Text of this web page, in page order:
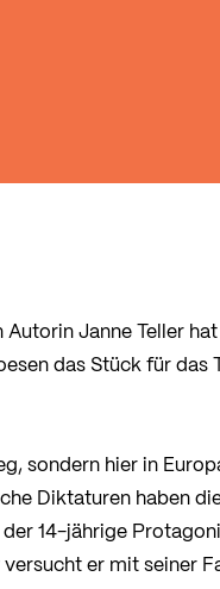
Autorin Janne Teller
das Stück für das
sondern hier in
Diktaturen haben
14-jährige
er mit seiner